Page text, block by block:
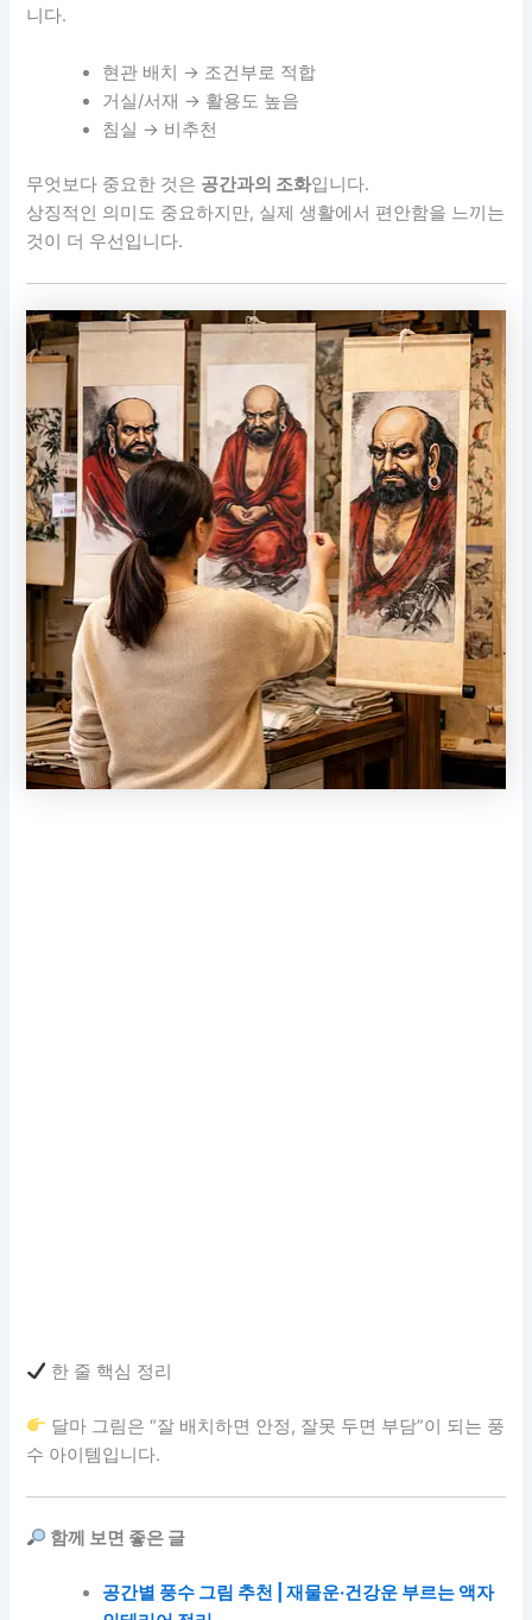
니다.
현관 배치 → 조건부로 적합
거실/서재 → 활용도 높음
침실 → 비추천
무엇보다 중요한 것은 공간과의 조화입니다.
상징적인 의미도 중요하지만, 실제 생활에서 편안함을 느끼는
것이 더 우선입니다.
한 줄 핵심 정리
달마 그림은 “잘 배치하면 안정, 잘못 두면 부담”이 되는 풍
수 아이템입니다.
함께 보면 좋은 글
공간별 풍수 그림 추천 | 재물운·건강운 부르는 액자